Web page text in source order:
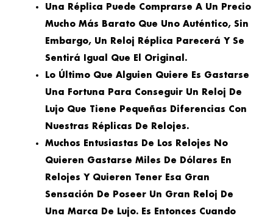
Una Réplica Puede Comprarse A Un Precio
Mucho Más Barato Que Uno Auténtico, Sin
Embargo, Un Reloj Réplica Parecerá Y Se
Sentirá Igual Que El Original.
Lo Último Que Alguien Quiere Es Gastarse
Una Fortuna Para Conseguir Un Reloj De
Lujo Que Tiene Pequeñas Diferencias Con
Nuestras Réplicas De Relojes.
Muchos Entusiastas De Los Relojes No
Quieren Gastarse Miles De Dólares En
Relojes Y Quieren Tener Esa Gran
Sensación De Poseer Un Gran Reloj De
Una Marca De Lujo. Es Entonces Cuando